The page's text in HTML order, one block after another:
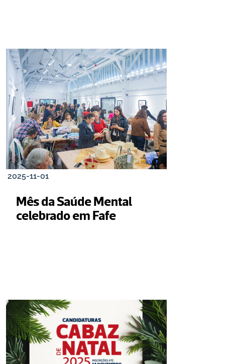
2025-11-01
Mês da Saúde Mental
celebrado em Fafe